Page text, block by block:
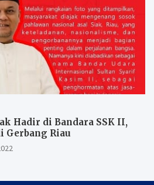
Hadir di Bandara SSK II,
Gerbang Riau